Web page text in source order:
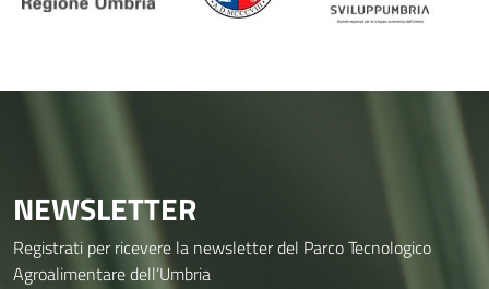
NEWSLETTER
Registrati per ricevere la newsletter del Parco Tecnologico
Agroalimentare dell’Umbria